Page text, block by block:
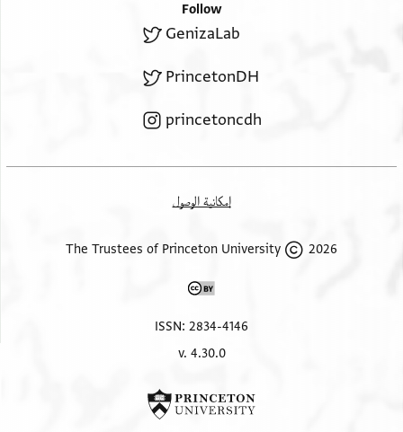
Follow
GenizaLab
PrincetonDH
princetoncdh
إمكانية الوصول
2026 The Trustees of Princeton University
ISSN: 2834-4146
v. 4.30.0